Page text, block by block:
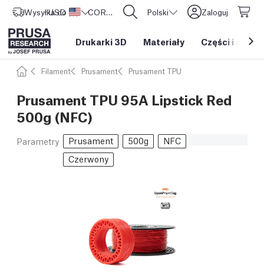
Wysyłka do Stany Zjednoczone
USD ($) CORE One L: Już w sprzedaży! Polski Zaloguj
Drukarki 3D Materiały Części i
Filament Prusament Prusament TPU
Prusament TPU 95A Lipstick Red
500g (NFC)
Parametry Prusament 500g
NFC
Czerwony